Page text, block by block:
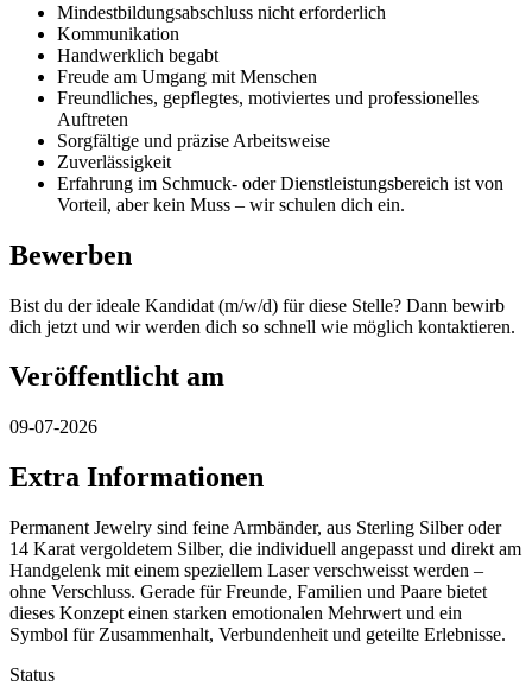
Mindestbildungsabschluss nicht erforderlich
Kommunikation
Handwerklich begabt
Freude am Umgang mit Menschen
Freundliches, gepflegtes, motiviertes und professionelles
Auftreten
Sorgfältige und präzise Arbeitsweise
Zuverlässigkeit
Erfahrung im Schmuck- oder Dienstleistungsbereich ist von
Vorteil, aber kein Muss – wir schulen dich ein.
Bewerben
Bist du der ideale Kandidat (m/w/d) für diese Stelle? Dann bewirb
dich jetzt und wir werden dich so schnell wie möglich kontaktieren.
Veröffentlicht am
09-07-2026
Extra Informationen
Permanent Jewelry sind feine Armbänder, aus Sterling Silber oder
14 Karat vergoldetem Silber, die individuell angepasst und direkt am
Handgelenk mit einem speziellem Laser verschweisst werden –
ohne Verschluss. Gerade für Freunde, Familien und Paare bietet
dieses Konzept einen starken emotionalen Mehrwert und ein
Symbol für Zusammenhalt, Verbundenheit und geteilte Erlebnisse.
Status